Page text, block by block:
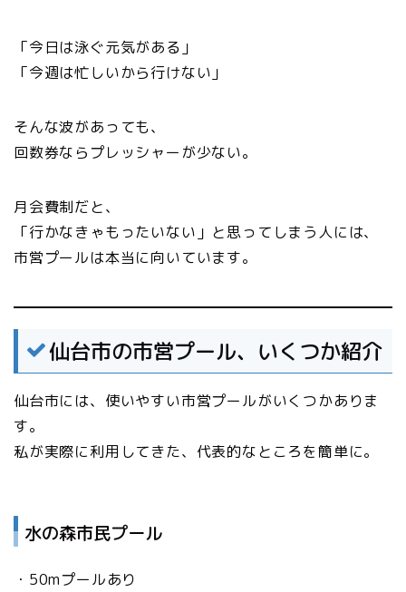
「今日は泳ぐ元気がある」
「今週は忙しいから行けない」
そんな波があっても、
回数券ならプレッシャーが少ない。
月会費制だと、
「行かなきゃもったいない」と思ってしまう人には、
市営プールは本当に向いています。
仙台市の市営プール、いくつか紹介
仙台市には、使いやすい市営プールがいくつかありま
す。
私が実際に利用してきた、代表的なところを簡単に。
水の森市民プール
・50mプールあり